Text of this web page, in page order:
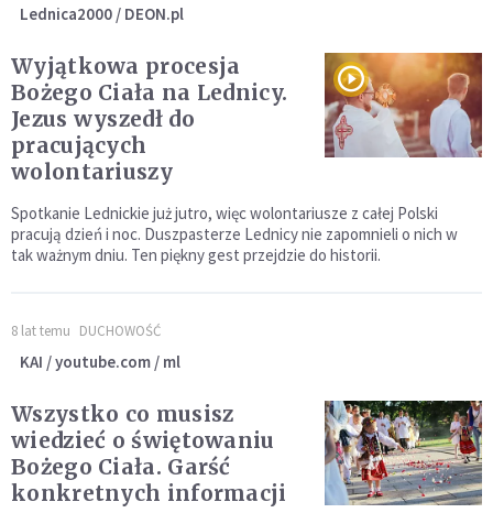
Lednica2000 / DEON.pl
Wyjątkowa procesja
Bożego Ciała na Lednicy.
Jezus wyszedł do
pracujących
wolontariuszy
Spotkanie Lednickie już jutro, więc wolontariusze z całej Polski
pracują dzień i noc. Duszpasterze Lednicy nie zapomnieli o nich w
tak ważnym dniu. Ten piękny gest przejdzie do historii.
8 lat temu DUCHOWOŚĆ
KAI / youtube.com / ml
Wszystko co musisz
wiedzieć o świętowaniu
Bożego Ciała. Garść
konkretnych informacji